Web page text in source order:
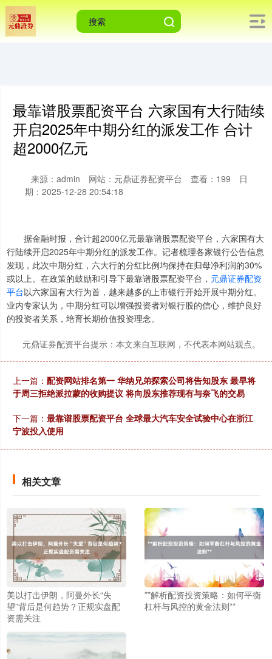
最靠谱股票配资平台 六家国有大行陆续
开启2025年中期分红的派发工作 合计
超2000亿元
来源：admin 网站：元鼎证券配资平台 查看：199
日
期：2025-12-28 20:54:18
据金融时报，合计超2000亿元最靠谱股票配资平台，六家国有大
行陆续开启2025年中期分红的派发工作。记者梳理各家银行公告信息
发现，此次中期分红，六大行的分红比例均保持在归母净利润的30%
或以上。在政策的鼓励和引导下最靠谱股票配资平台， 元鼎证券配资
平台以六家国有大行为首，越来越多的上市银行开始开展中期分红。
业内专家认为，中期分红可以增强投资者对银行股的信心，维护良好
的投资者关系，培育长期价值投资理念。
元鼎证券配资平台提示：本文来自互联网，不代表本网站观点。
上一篇： 配资网站排名第一 华纳兄弟探索公司将告知股东 最早将
于周三拒绝派拉蒙的收购提议 将向股东推荐现有与奈飞的交易
下一篇： 最靠谱股票配资平台 全球最大汽车安全试验中心在浙江
宁波投入使用
相关文章
美以打击伊朗，阿曼外长“失
望”背后是何趋势？正规实盘配
资需关注
**解析配资投资策略：如何平衡
杠杆与风控的黄金法则**
深证成指 14311.01 +200.89 +1.42%
沪深300 4694.44 +43.13 +0.93%
北证50 1134.24 +11.37 +1.01%